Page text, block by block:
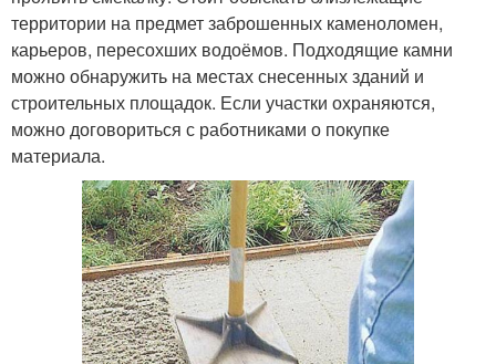
территории на предмет заброшенных каменоломен,
карьеров, пересохших водоёмов. Подходящие камни
можно обнаружить на местах снесенных зданий и
строительных площадок. Если участки охраняются,
можно договориться с работниками о покупке
материала.